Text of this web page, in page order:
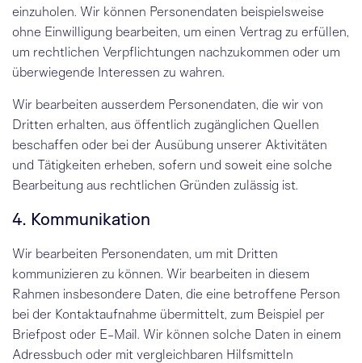
einzuholen. Wir können Personendaten beispielsweise
ohne Einwilligung bearbeiten, um einen Vertrag zu erfüllen,
um rechtlichen Verpflichtungen nachzukommen oder um
überwiegende Interessen zu wahren.
Wir bearbeiten ausserdem Personendaten, die wir von
Dritten erhalten, aus öffentlich zugänglichen Quellen
beschaffen oder bei der Ausübung unserer Aktivitäten
und Tätigkeiten erheben, sofern und soweit eine solche
Bearbeitung aus rechtlichen Gründen zulässig ist.
4. Kommunikation
Wir bearbeiten Personendaten, um mit Dritten
kommunizieren zu können. Wir bearbeiten in diesem
Rahmen insbesondere Daten, die eine betroffene Person
bei der Kontaktaufnahme übermittelt, zum Beispiel per
Briefpost oder E-Mail. Wir können solche Daten in einem
Adressbuch oder mit vergleichbaren Hilfsmitteln